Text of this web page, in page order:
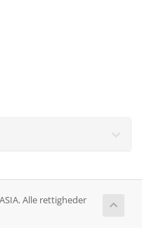
Alle rettigheder